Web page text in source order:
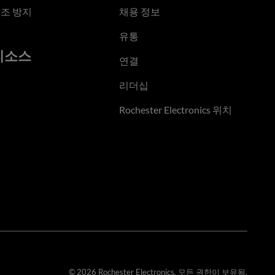
방지
소스
채용 정보
유통
연결
리더십
Rochester Electronics 위치
© 2026 Rochester Electronics. 모든 권한이 보유됨.